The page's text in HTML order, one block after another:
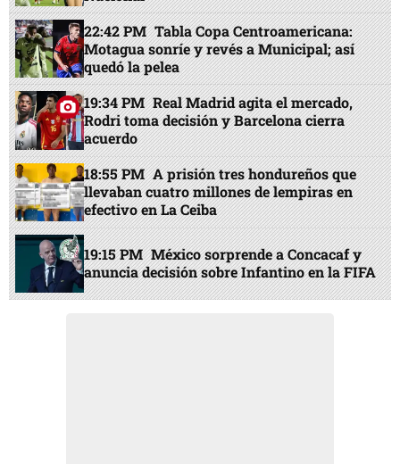
22:42 PM Tabla Copa Centroamericana:
Motagua sonríe y revés a Municipal; así
quedó la pelea
19:34 PM Real Madrid agita el mercado,
Rodri toma decisión y Barcelona cierra
acuerdo
18:55 PM A prisión tres hondureños que
llevaban cuatro millones de lempiras en
efectivo en La Ceiba
19:15 PM México sorprende a Concacaf y
anuncia decisión sobre Infantino en la FIFA